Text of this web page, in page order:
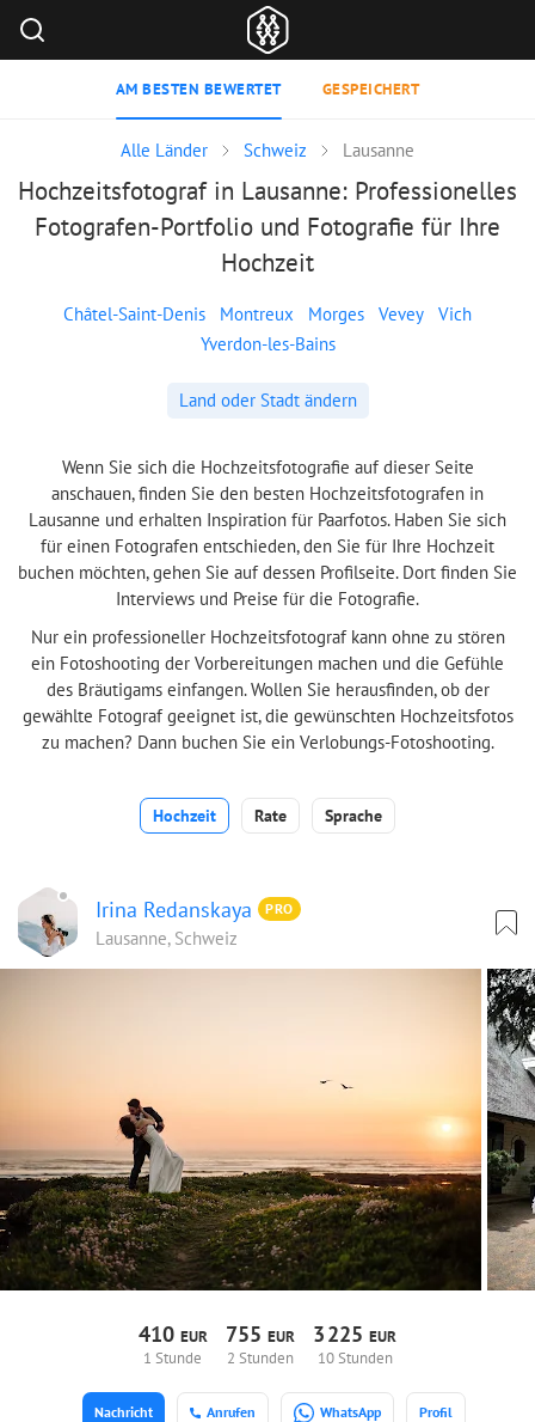
AM BESTEN BEWERTET GESPEICHERT
Alle Länder Schweiz Lausanne
Hochzeitsfotograf in Lausanne: Professionelles
Fotografen-Portfolio und Fotografie für Ihre
Hochzeit
Châtel-Saint-Denis Montreux Morges Vevey
Vich
Yverdon-les-Bains
Land oder Stadt ändern
Wenn Sie sich die Hochzeitsfotografie auf dieser Seite
anschauen, finden Sie den besten Hochzeitsfotografen in
Lausanne und erhalten Inspiration für Paarfotos. Haben Sie sich
für einen Fotografen entschieden, den Sie für Ihre Hochzeit
buchen möchten, gehen Sie auf dessen Profilseite. Dort finden Sie
Interviews und Preise für die Fotografie.
Nur ein professioneller Hochzeitsfotograf kann ohne zu stören
ein Fotoshooting der Vorbereitungen machen und die Gefühle
des Bräutigams einfangen. Wollen Sie herausfinden, ob der
gewählte Fotograf geeignet ist, die gewünschten Hochzeitsfotos
zu machen? Dann buchen Sie ein Verlobungs-Fotoshooting.
Hochzeit Rate Sprache
Irina Redanskaya PRO
Lausanne, Schweiz
410 EUR
1 Stunde
755 EUR
2 Stunden
3225EUR
10 Stunden
Anrufen WhatsApp Profil
Nachricht